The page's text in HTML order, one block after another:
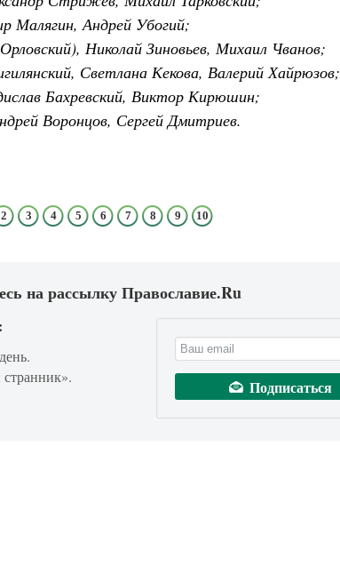
Малягин, Андрей Убогий;
Николай Зиновьев, Михаил Чванов;
Светлана Кекова, Валерий Хайрюзов;
Бахревский, Виктор Кирюшин;
Воронцов, Сергей Дмитриев.
2 3 4 5 6 7 8 9 10
на рассылку Православие.Ru